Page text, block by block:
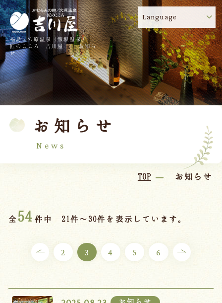
福島・穴原温泉（飯坂温泉）
匠のこころ 吉川屋 - お知ら
せ
Language
お知らせ
News
TOP お知らせ
全54 件中 21件～30件を表示しています。
2 3 4 5 6
! 吉川屋のコロナウイルス感染症対策について
TOP 吉川屋について
温泉 客室
料理
館内
ご宿泊プラン
お部屋からプランを選ぶ
空室カレンダーから選ぶ